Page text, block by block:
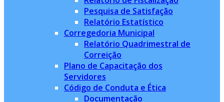
Pesquisa de Satisfação
Relatório Estatístico
Corregedoria Municipal
Relatório Quadrimestral de
Correição
Plano de Capacitação dos
Servidores
Código de Conduta e Ética
Documentação